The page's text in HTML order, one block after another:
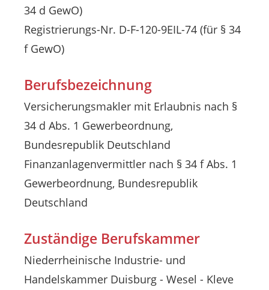
34 d GewO)
Registrierungs-Nr. D-F-120-9EIL-74 (für § 34
f GewO)
Berufsbezeichnung
Versicherungsmakler mit Erlaubnis nach §
34 d Abs. 1 Gewerbeordnung,
Bundesrepublik Deutschland
Finanzanlagenvermittler nach § 34 f Abs. 1
Gewerbeordnung, Bundesrepublik
Deutschland
Zuständige Berufskammer
Niederrheinische Industrie- und
Handelskammer Duisburg - Wesel - Kleve